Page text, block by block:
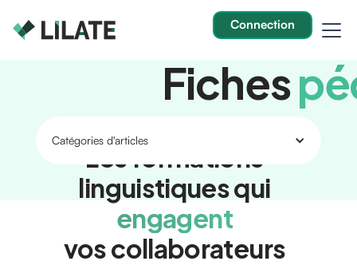
Connection
Fiches
Les formations
linguistiques qui
engagent
vos collaborateurs
Catégories d'articles
Désolé, cette catégorie ne contient aucunes fiches.
l'accueil des fiches en cliquant ici